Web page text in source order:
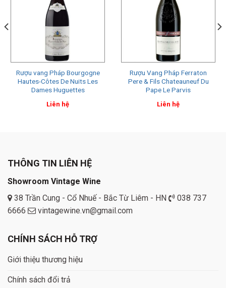
Rượu vang Pháp Bourgogne
Hautes-Côtes De Nuits Les
Dames Huguettes
Liên hệ
Rượu Vang Pháp Ferraton
Pere & Fils Chateauneuf Du
Pape Le Parvis
Liên hệ
THÔNG TIN LIÊN HỆ
Showroom Vintage Wine
38 Trần Cung - Cổ Nhuế - Bắc Từ Liêm - HN
038 737
6666
vintagewine.vn@gmail.com
CHÍNH SÁCH HỖ TRỢ
Giới thiệu thương hiệu
Chính sách đổi trả